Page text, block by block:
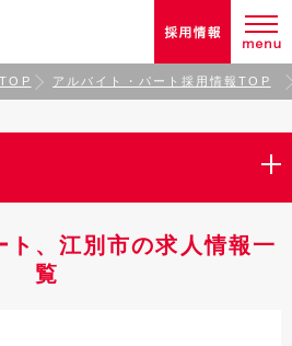
アルバイト・パート採用情報TOP
ト、江別市の求人情報一
覧